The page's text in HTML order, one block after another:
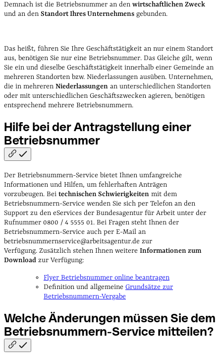
Demnach ist die Betriebsnummer an den wirtschaftlichen Zweck
und an den Standort Ihres Unternehmens gebunden.
Das heißt, führen Sie Ihre Geschäftstätigkeit an nur einem Standort
aus, benötigen Sie nur eine Betriebsnummer. Das Gleiche gilt, wenn
Sie ein und dieselbe Geschäftstätigkeit innerhalb einer Gemeinde an
mehreren Standorten bzw. Niederlassungen ausüben. Unternehmen,
die in mehreren Niederlassungen an unterschiedlichen Standorten
oder mit unterschiedlichen Geschäftszwecken agieren, benötigen
entsprechend mehrere Betriebsnummern.
Hilfe bei der Antragstellung einer
Betriebsnummer
Der Betriebsnummern-Service bietet Ihnen umfangreiche
Informationen und Hilfen, um fehlerhaften Anträgen
vorzubeugen. Bei technischen Schwierigkeiten mit dem
Betriebsnummern-Service wenden Sie sich per Telefon an den
Support zu den eServices der Bundesagentur für Arbeit unter der
Rufnummer 0800 / 4 5555 01. Bei Fragen steht Ihnen der
Betriebsnummern-Service auch per E-Mail an
betriebsnummernservice@arbeitsagentur.de zur
Verfügung. Zusätzlich stehen Ihnen weitere Informationen zum
Download zur Verfügung:
Flyer Betriebsnummer online beantragen
Definition und allgemeine Grundsätze zur
Betriebsnummern-Vergabe
Welche Änderungen müssen Sie dem
Betriebsnummern-Service mitteilen?